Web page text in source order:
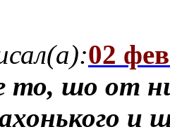
02
то, шо от
и